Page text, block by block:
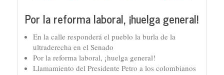
Por la reforma laboral, ¡huelga general!
En la calle responderá el pueblo la burla de la
ultraderecha en el Senado
Por la reforma laboral, ¡huelga general!
Llamamiento del Presidente Petro a los colombianos